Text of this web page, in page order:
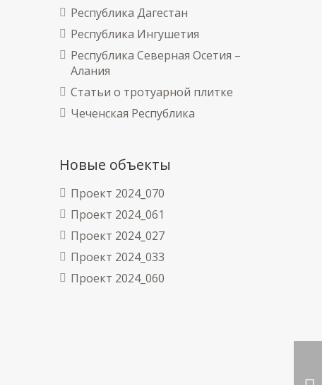
Республика Дагестан
Республика Ингушетия
Республика Северная Осетия –
Алания
Статьи о тротуарной плитке
Чеченская Республика
Новые объекты
Проект 2024_070
Проект 2024_061
Проект 2024_027
Проект 2024_033
Проект 2024_060